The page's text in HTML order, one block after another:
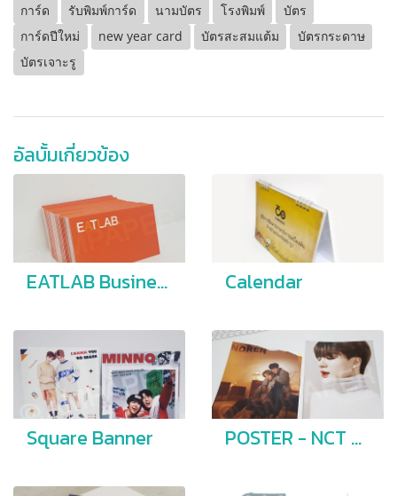
การ์ด รับพิมพ์การ์ด นามบัตร โรงพิมพ์
บัตร
การ์ดปีใหม่
new year card บัตรสะสมแต้ม
บัตรกระดาษ
บัตรเจาะรู
อัลบั้มเกี่ยวข้อง
EATLAB Business card Calendar
Square Banner POSTER - NCT DREAM